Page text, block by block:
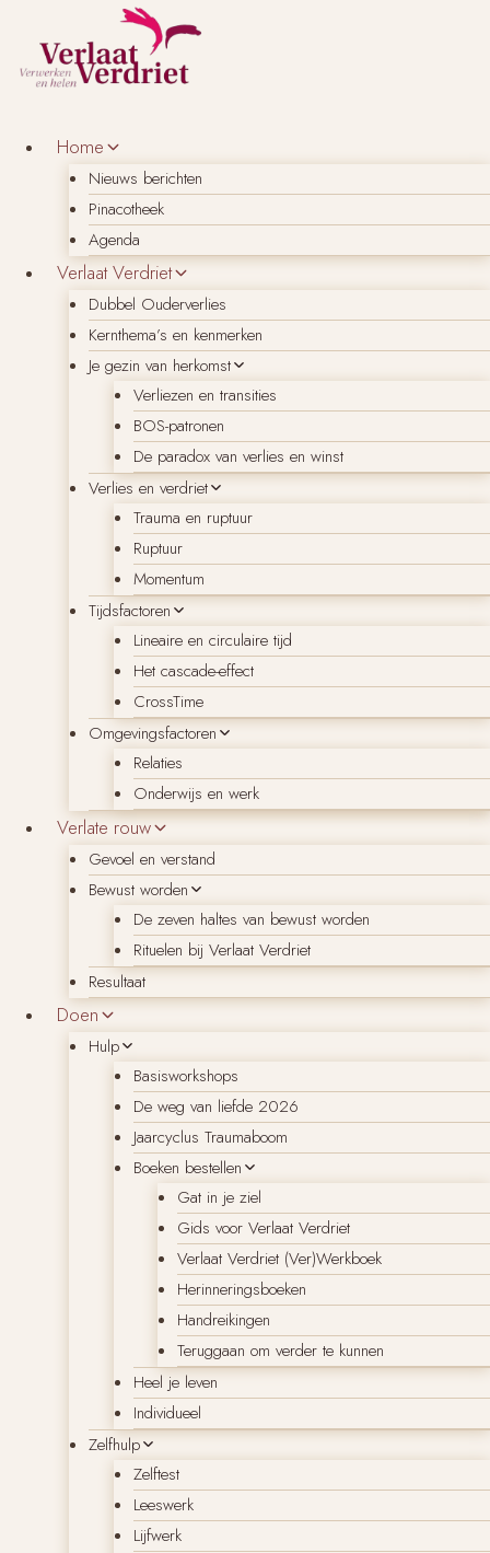
inhoud
Home
Nieuws berichten
Pinacotheek
Agenda
Verlaat Verdriet
Dubbel Ouderverlies
Kernthema’s en kenmerken
Je gezin van herkomst
Verliezen en transities
BOS-patronen
De paradox van verlies en winst
Verlies en verdriet
Trauma en ruptuur
Ruptuur
Momentum
Tijdsfactoren
Lineaire en circulaire tijd
Het cascade-effect
CrossTime
Omgevingsfactoren
Relaties
Onderwijs en werk
Verlate rouw
Gevoel en verstand
Bewust worden
De zeven haltes van bewust worden
Rituelen bij Verlaat Verdriet
Resultaat
Doen
Hulp
Basisworkshops
De weg van liefde 2026
Jaarcyclus Traumaboom
Boeken bestellen
Gat in je ziel
Gids voor Verlaat Verdriet
Verlaat Verdriet (Ver)Werkboek
Herinneringsboeken
Handreikingen
Teruggaan om verder te kunnen
Heel je leven
Individueel
Zelfhulp
Zelftest
Leeswerk
Lijfwerk